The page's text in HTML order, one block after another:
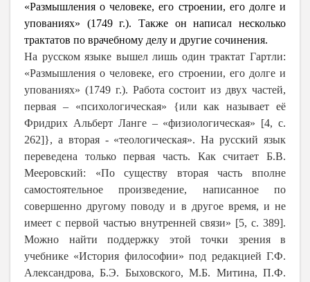
«Размышления о человеке, его строении, его долге и
упованиях» (1749 г.). Также он написал несколько
трактатов по врачебному делу и другие сочинения.
На русском языке вышел лишь один трактат Гартли:
«Размышления о человеке, его строении, его долге и
упованиях» (1749 г.). Работа состоит из двух частей,
первая – «психологическая» {или как называет её
Фридрих Альберт Ланге – «физиологическая» [4, с.
262]}, а вторая - «теологическая». На русский язык
переведена только первая часть. Как считает Б.В.
Мееровский: «По существу вторая часть вполне
самостоятельное произведение, написанное по
совершенно другому поводу и в другое время, и не
имеет с первой частью внутренней связи» [5, с. 389].
Можно найти поддержку этой точки зрения в
учебнике «История философии» под редакцией Г.Ф.
Александрова, Б.Э. Быховского, М.Б. Митина, П.Ф.